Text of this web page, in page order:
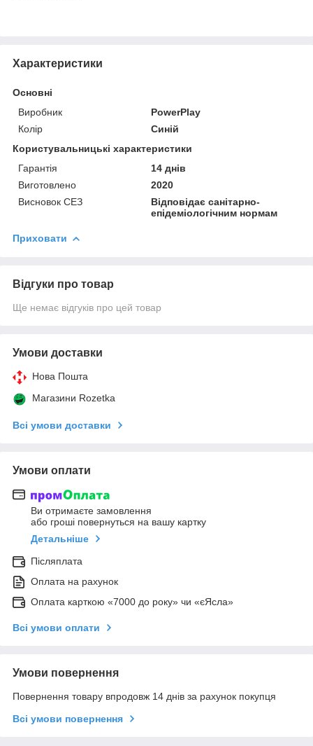
Характеристики
Основні
Виробник
PowerPlay
Колір
Синій
Користувальницькі характеристики
Гарантія
14 днів
Виготовлено
2020
Висновок СЕЗ
Відповідає санітарно-
епідеміологічним нормам
Приховати
Відгуки про товар
Ще немає відгуків про цей товар
Умови доставки
Нова Пошта
Магазини Rozetka
Всі умови доставки
Умови оплати
Ви отримаєте замовлення
або гроші повернуться на вашу картку
Детальніше
Післяплата
Оплата на рахунок
Оплата карткою «7000 до року» чи «єЯсла»
Всі умови оплати
Умови повернення
Повернення товару впродовж 14 днів за рахунок покупця
Всі умови повернення